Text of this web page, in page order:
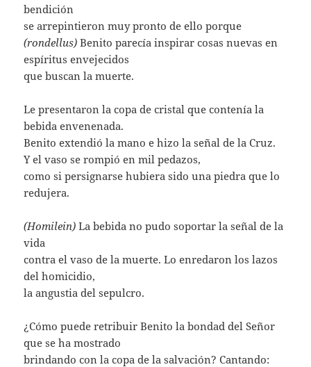
bendición
se arrepintieron muy pronto de ello porque
(rondellus) Benito parecía inspirar cosas nuevas en
espíritus envejecidos
que buscan la muerte.
Le presentaron la copa de cristal que contenía la
bebida envenenada.
Benito extendió la mano e hizo la señal de la Cruz.
Y el vaso se rompió en mil pedazos,
como si persignarse hubiera sido una piedra que lo
redujera.
(Homilein) La bebida no pudo soportar la señal de la
vida
contra el vaso de la muerte. Lo enredaron los lazos
del homicidio,
la angustia del sepulcro.
¿Cómo puede retribuir Benito la bondad del Señor
que se ha mostrado
brindando con la copa de la salvación? Cantando: